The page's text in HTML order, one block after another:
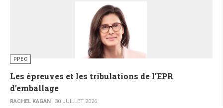
PPEC
Les épreuves et les tribulations de l'EPR
d'emballage
RACHEL KAGAN 30 JUILLET 2026